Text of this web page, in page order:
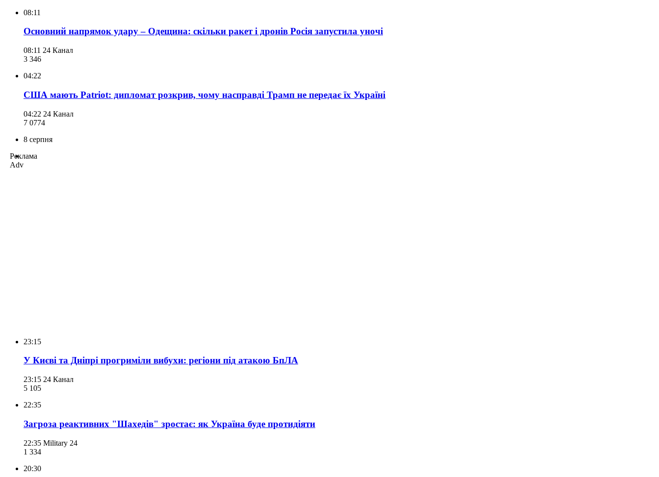
08:11
Основний напрямок удару – Одещина: скільки ракет і дронів Росія запустила уночі
08:11 24 Канал
3 346
04:22
США мають Patriot: дипломат розкрив, чому насправді Трамп не передає їх Україні
04:22 24 Канал
7 0774
8 серпня
Реклама
Adv
23:15
У Києві та Дніпрі прогриміли вибухи: регіони під атакою БпЛА
23:15 24 Канал
5 105
22:35
Загроза реактивних "Шахедів" зростає: як Україна буде протидіяти
22:35 Military 24
1 334
20:30